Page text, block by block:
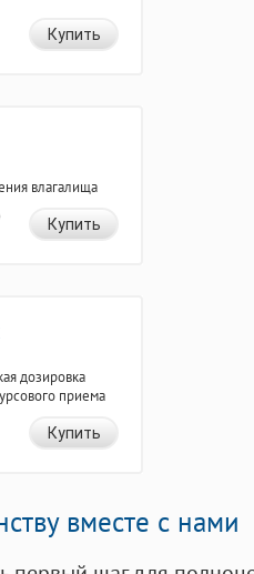
Купить
влагалища
Купить
дозировка
приема
Купить
вместе с нами